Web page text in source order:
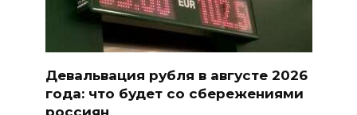
Девальвация рубля в августе 2026
года: что будет со сбережениями
россиян